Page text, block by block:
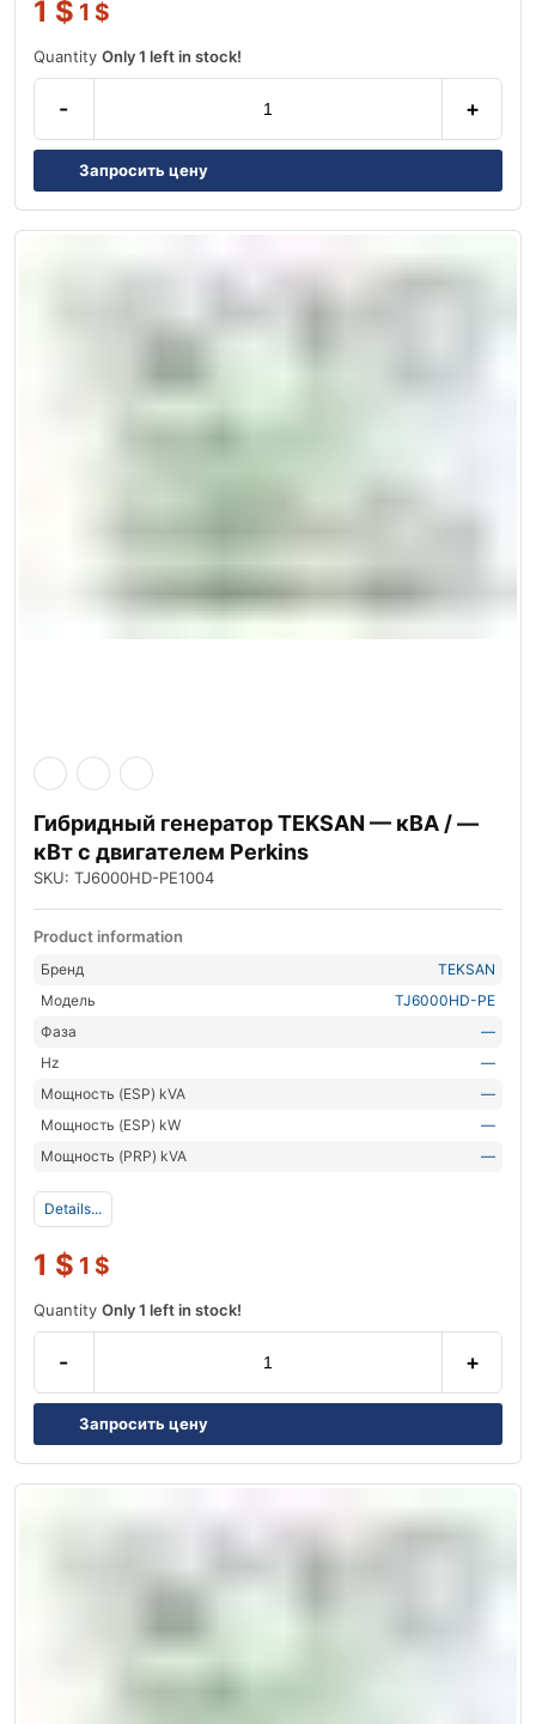
1 $ 1 $
Quantity Only 1 left in stock!
- +
Запросить цену
Гибридный генератор TEKSAN — кВА / —
кВт с двигателем Perkins
SKU: TJ6000HD-PE1004
Product information
Бренд
TEKSAN
Модель
TJ6000HD-PE
Фаза
—
Hz
—
Мощность (ESP) kVA
—
Мощность (ESP) kW
—
Мощность (PRP) kVA
—
Details...
1 $ 1 $
Quantity Only 1 left in stock!
- +
Запросить цену